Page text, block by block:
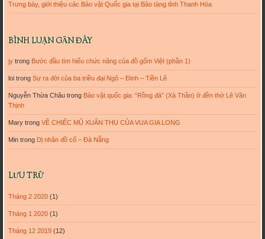
Trưng bày, giới thiệu các Bảo vật Quốc gia tại Bảo tàng tỉnh Thanh Hóa
BÌNH LUẬN GẦN ĐÂY
jytrong Bước đầu tìm hiểu chức năng của đồ gốm Việt (phần 1)
loitrong Sự ra đời của ba triều đại Ngô – Đinh – Tiền Lê
Nguyễn Thừa Châutrong Bảo vật quốc gia: “Rồng đá” (Xà Thần) ở đền thờ Lê Văn
Thịnh
Marytrong VỀ CHIẾC MŨ XUÂN THU CỦA VUA GIA LONG
Mintrong Dị nhân đồ cổ – Đà Nẵng
LƯU TRỮ
Tháng 2 2020(1)
Tháng 1 2020(1)
Tháng 12 2019(12)